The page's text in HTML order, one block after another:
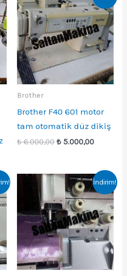
Brother
Brother F40 601 motor
tam otomatik düz dikiş
₺6.000,00 Orijinal
₺ 5.000,00Şu
₺
İndirim!